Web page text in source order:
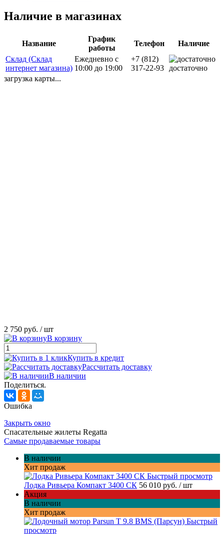
Наличие в магазинах
Название
График
работы
Телефон
Наличие
Склад (Склад
интернет магазина)
Ежедневно с
10:00 до 19:00
+7 (812)
317-22-93
достаточно
загрузка карты...
2 750 руб. / шт
В корзину
Купить в кредит
Рассчитать доставку
В наличии
Поделиться.
Ошибка
Закрыть окно
Спасательные жилеты Regatta
Самые продаваемые товары
В наличии
Хит продаж
Быстрый просмотр
Лодка Ривьера Компакт 3400 СК 56 010 руб. / шт
Акция
В наличии
Хит продаж
Быстрый
просмотр